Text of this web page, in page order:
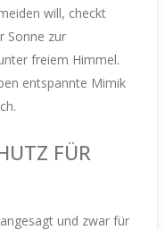
will, checkt
Sonne zur
freiem Himmel.
entspannte Mimik
FÜR
und zwar für